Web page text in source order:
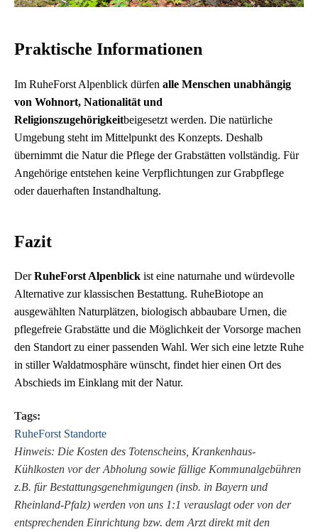
Praktische Informationen
Im RuheForst Alpenblick dürfen alle Menschen unabhängig
von Wohnort, Nationalität und
Religionszugehörigkeitbeigesetzt werden. Die natürliche
Umgebung steht im Mittelpunkt des Konzepts. Deshalb
übernimmt die Natur die Pflege der Grabstätten vollständig. Für
Angehörige entstehen keine Verpflichtungen zur Grabpflege
oder dauerhaften Instandhaltung.
Fazit
DerRuheForst Alpenblick ist eine naturnahe und würdevolle
Alternative zur klassischen Bestattung. RuheBiotope an
ausgewählten Naturplätzen, biologisch abbaubare Urnen, die
pflegefreie Grabstätte und die Möglichkeit der Vorsorge machen
den Standort zu einer passenden Wahl. Wer sich eine letzte Ruhe
in stiller Waldatmosphäre wünscht, findet hier einen Ort des
Abschieds im Einklang mit der Natur.
Tags:
RuheForst Standorte
Hinweis: Die Kosten des Totenscheins, Krankenhaus-
Kühlkosten vor der Abholung sowie fällige Kommunalgebühren
z.B. für Bestattungsgenehmigungen (insb. in Bayern und
Rheinland-Pfalz) werden von uns 1:1 verauslagt oder von der
entsprechenden Einrichtung bzw. dem Arzt direkt mit den